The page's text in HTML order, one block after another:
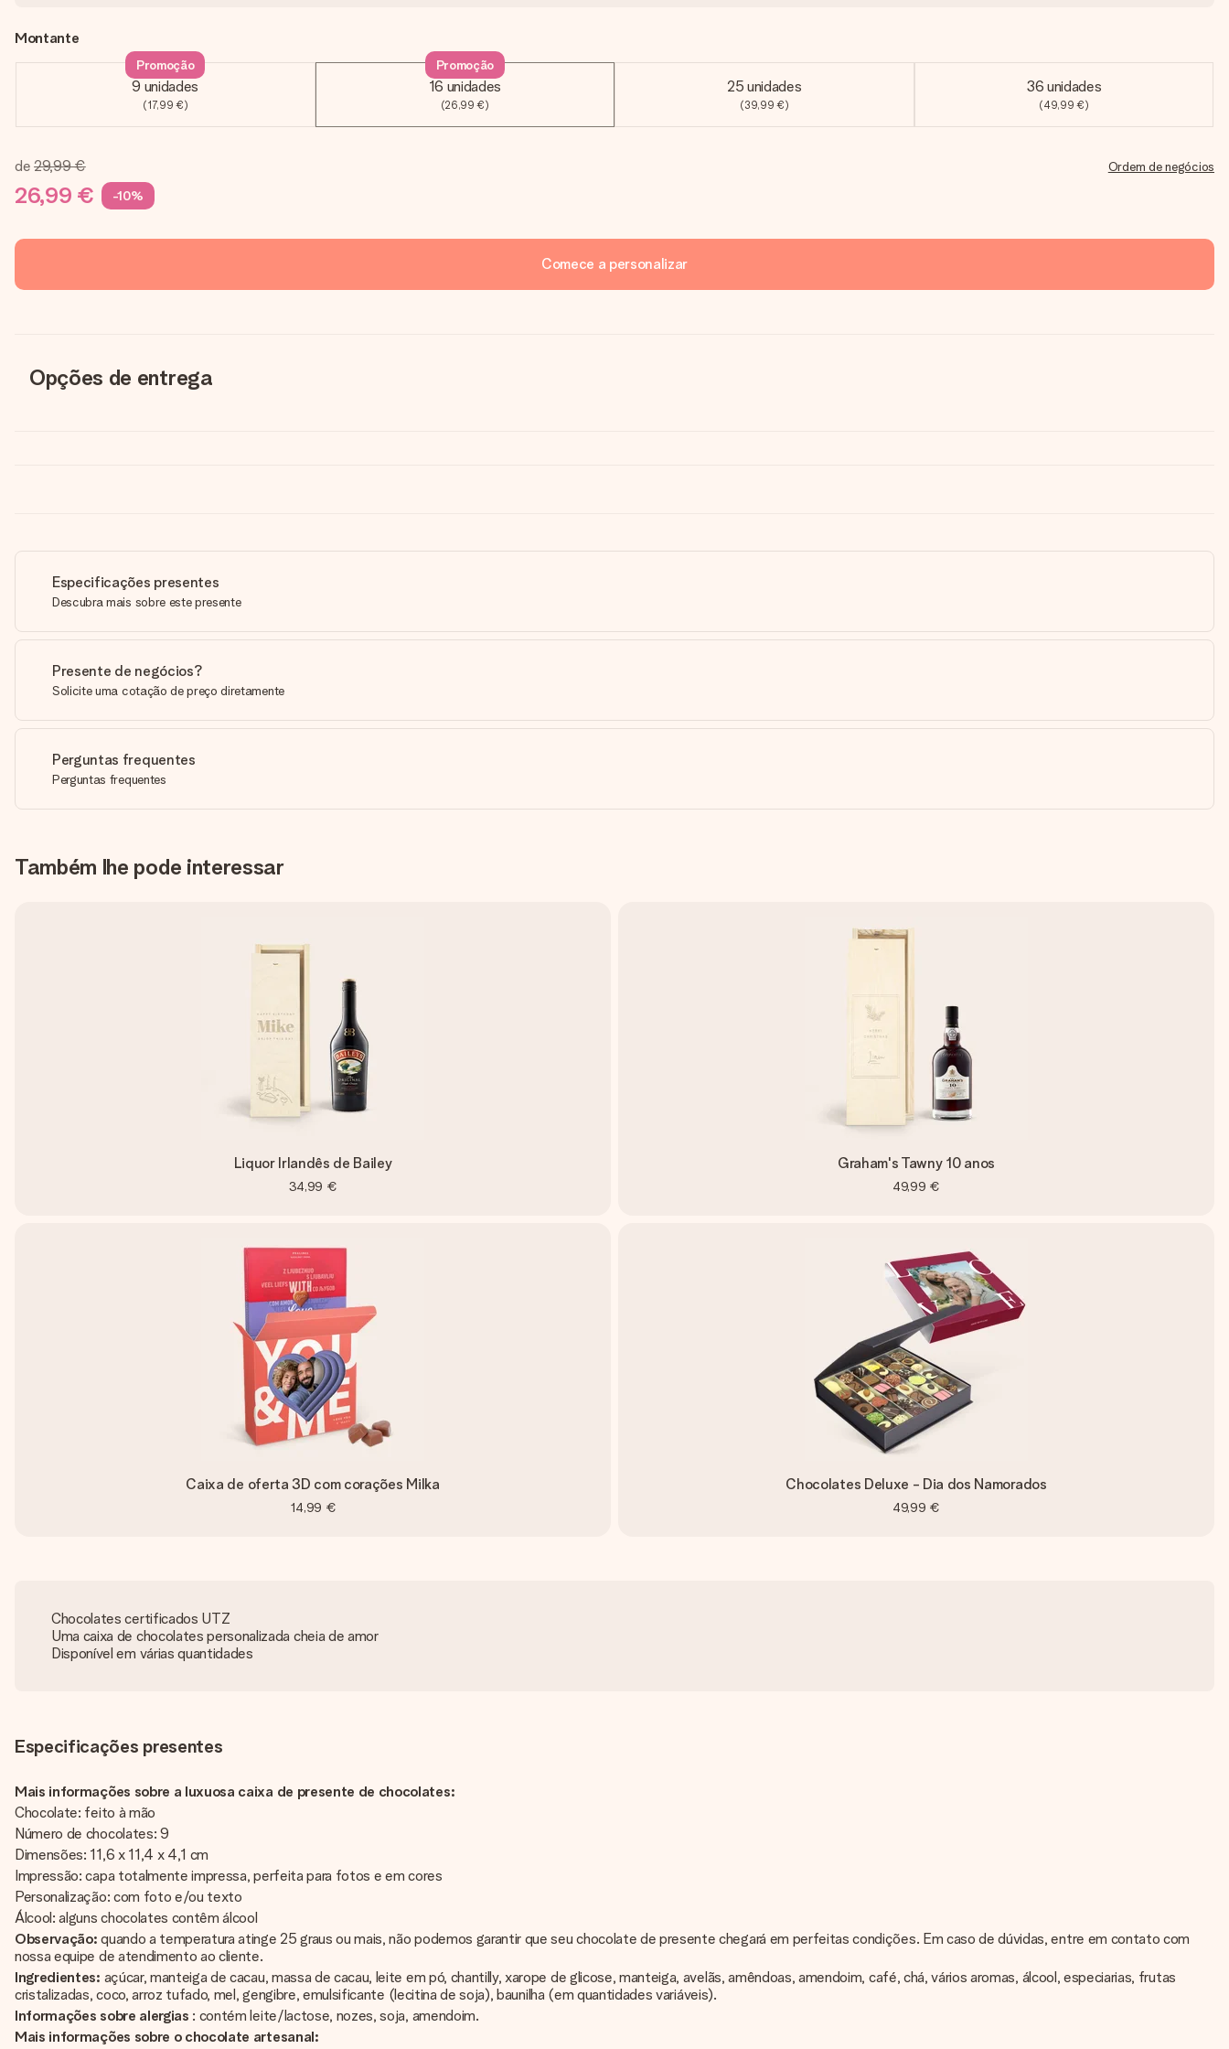
Montante
9 unidades
(17,99 €)
Promoção
16 unidades
(26,99 €)
Promoção
25 unidades
(39,99 €)
36 unidades
(49,99 €)
de 29,99 €
26,99 € -10%
Ordem de negócios
Comece a personalizar
Opções de entrega
Especificações presentes
Descubra mais sobre este presente
Presente de negócios?
Solicite uma cotação de preço diretamente
Perguntas frequentes
Perguntas frequentes
Também lhe pode interessar
Liquor Irlandês de Bailey
34,99 €
Graham's Tawny 10 anos
49,99 €
Caixa de oferta 3D com corações Milka
14,99 €
Chocolates Deluxe - Dia dos Namorados
49,99 €
Chocolates certificados UTZ
Uma caixa de chocolates personalizada cheia de amor
Disponível em várias quantidades
Especificações presentes
Mais informações sobre a luxuosa caixa de presente de chocolates:
Chocolate: feito à mão
Número de chocolates: 9
Dimensões: 11,6 x 11,4 x 4,1 cm
Impressão: capa totalmente impressa, perfeita para fotos e em cores
Personalização: com foto e/ou texto
Álcool: alguns chocolates contêm álcool
Observação: quando a temperatura atinge 25 graus ou mais, não podemos garantir que seu chocolate de presente chegará em perfeitas condições. Em caso de dúvidas, entre em contato com
nossa equipe de atendimento ao cliente.
Ingredientes: açúcar, manteiga de cacau, massa de cacau, leite em pó, chantilly, xarope de glicose, manteiga, avelãs, amêndoas, amendoim, café, chá, vários aromas, álcool, especiarias, frutas
cristalizadas, coco, arroz tufado, mel, gengibre, emulsificante (lecitina de soja), baunilha (em quantidades variáveis).
Informações sobre alergias : contém leite/lactose, nozes, soja, amendoim.
Mais informações sobre o chocolate artesanal: